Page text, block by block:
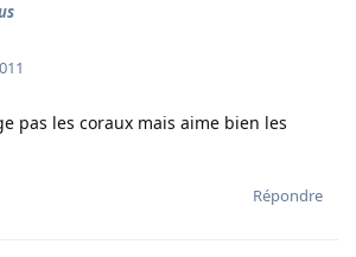
pas les coraux mais aime bien les
Répondre